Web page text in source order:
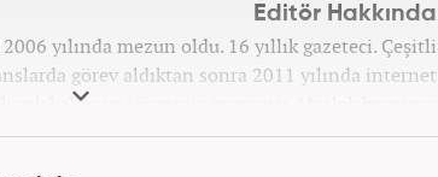
Editör Hakkında
yılında mezun oldu. 16 yıllık gazeteci. Çeşitli
görev aldıktan sonra 2011 yılında internet
çok haber ve röportaja imza attı. Meslek hayatına
7 yıldır ekonomi editörü olarak devam etmektedir.